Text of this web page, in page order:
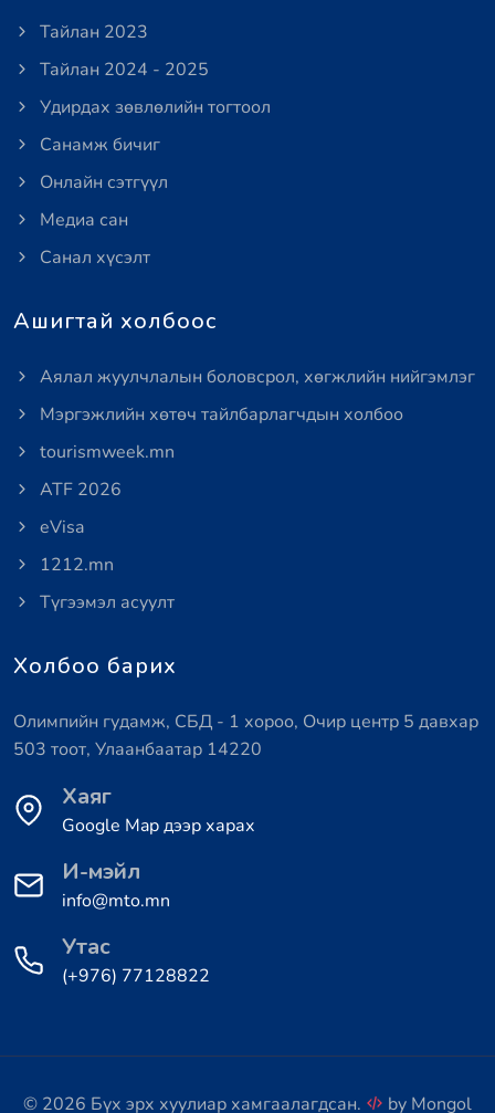
Тайлан 2023
Тайлан 2024 - 2025
Удирдах зөвлөлийн тогтоол
Санамж бичиг
Онлайн сэтгүүл
Медиа сан
Санал хүсэлт
Ашигтай холбоос
Аялал жуулчлалын боловсрол, хөгжлийн нийгэмлэг
Мэргэжлийн хөтөч тайлбарлагчдын холбоо
tourismweek.mn
ATF 2026
eVisa
1212.mn
Түгээмэл асуулт
Холбоо барих
Олимпийн гудамж, СБД - 1 хороо, Очир центр 5 давхар
503 тоот, Улаанбаатар 14220
Хаяг
Google Map дээр харах
И-мэйл
info@mto.mn
Утас
(+976) 77128822
© 2026 Бүх эрх хуулиар хамгаалагдсан. by Mongol